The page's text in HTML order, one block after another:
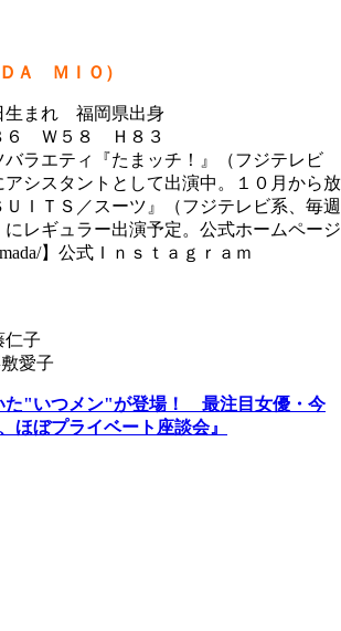
Ａ ＭＩＯ）
生まれ 福岡県出身
６ Ｗ５８ Ｈ８３
ラエティ『たまッチ！』（フジテレビ
シスタントとして出演中。１０月から放
ＩＴＳ／スーツ』（フジテレビ系、毎週
にレギュラー出演予定。公式ホームページ
】公式Ｉｎｓｔａｇｒａｍ
仁子
愛子
た"いつメン"が登場！ 最注目女優・今
ほぼプライベート座談会』